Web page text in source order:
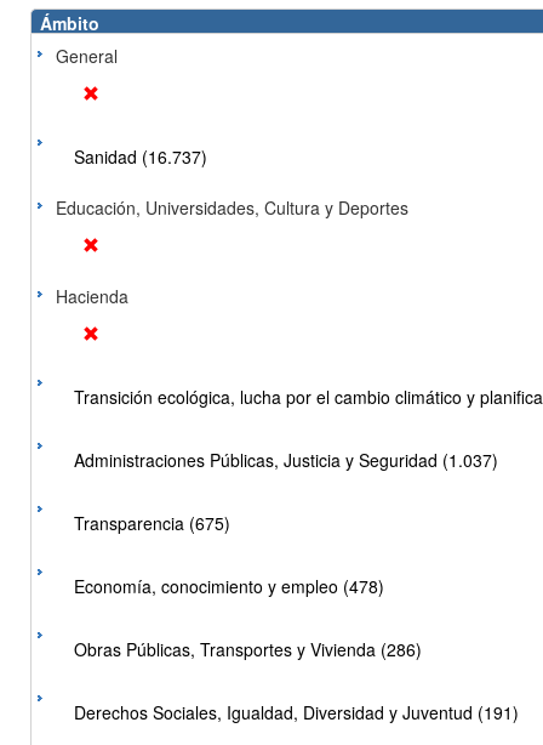
Ámbito
General
Sanidad (16.737)
Educación, Universidades, Cultura y Deportes
Hacienda
Transición ecológica, lucha por el cambio climático y
Administraciones Públicas, Justicia y Seguridad (1.037)
Transparencia (675)
Economía, conocimiento y empleo (478)
Obras Públicas, Transportes y Vivienda (286)
Derechos Sociales, Igualdad, Diversidad y Juventud (191)